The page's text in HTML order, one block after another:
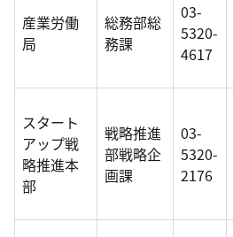
産業労働
局
総務部総
務課
03-
5320-
4617
スタート
アップ戦
略推進本
部
戦略推進
部戦略企
画課
03-
5320-
2176